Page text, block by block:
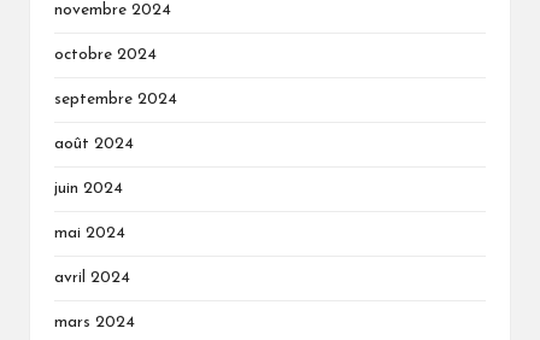
novembre 2024
octobre 2024
septembre 2024
août 2024
juin 2024
mai 2024
avril 2024
mars 2024